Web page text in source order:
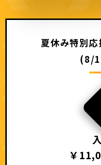
夏休み特別
(8/
￥